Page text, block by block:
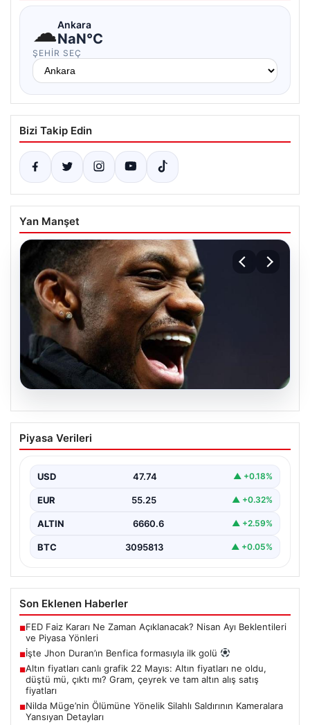
☁Ankara
NaN°C
ŞEHIR SEÇ
Bizi Takip Edin
Yan Manşet
İşte Jhon Duran’ın Benfica formasıyla
ilk golü
Piyasa Verileri
USD 47.74 ▲ +0.18%
EUR 55.25 ▲ +0.32%
ALTIN 6660.6 ▲ +2.59%
BTC 3095813 ▲ +0.05%
Son Eklenen Haberler
■FED Faiz Kararı Ne Zaman Açıklanacak? Nisan Ayı Beklentileri
ve Piyasa Yönleri
■İşte Jhon Duran’ın Benfica formasıyla ilk golü
■Altın fiyatları canlı grafik 22 Mayıs: Altın fiyatları ne oldu,
düştü mü, çıktı mı? Gram, çeyrek ve tam altın alış satış
fiyatları
■Nilda Müge’nin Ölümüne Yönelik Silahlı Saldırının Kameralara
Yansıyan Detayları